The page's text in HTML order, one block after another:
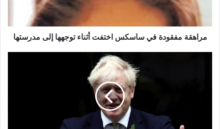
توجهها
مدرستها
مراهقة مفقودة في ساسكس اختفت أثناء توجهها إلى مدرستها